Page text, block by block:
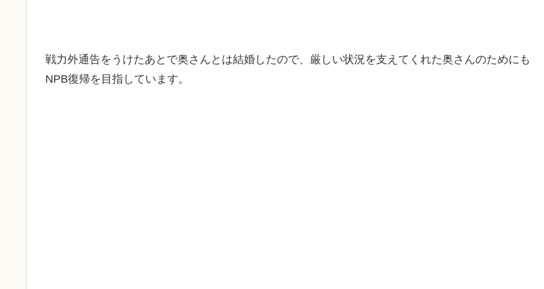
戦力外通告をうけたあとで奥さんとは結婚したので、厳しい状況を支えてくれた奥さんのためにも
NPB復帰を目指しています。